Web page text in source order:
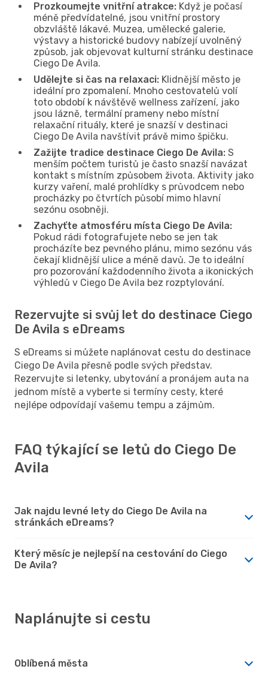
Prozkoumejte vnitřní atrakce: Když je počasí
méně předvídatelné, jsou vnitřní prostory
obzvláště lákavé. Muzea, umělecké galerie,
výstavy a historické budovy nabízejí uvolněný
způsob, jak objevovat kulturní stránku destinace
Ciego De Avila.
Udělejte si čas na relaxaci: Klidnější město je
ideální pro zpomalení. Mnoho cestovatelů volí
toto období k návštěvě wellness zařízení, jako
jsou lázně, termální prameny nebo místní
relaxační rituály, které je snazší v destinaci
Ciego De Avila navštívit právě mimo špičku.
Zažijte tradice destinace Ciego De Avila: S
menším počtem turistů je často snazší navázat
kontakt s místním způsobem života. Aktivity jako
kurzy vaření, malé prohlídky s průvodcem nebo
procházky po čtvrtích působí mimo hlavní
sezónu osobněji.
Zachyťte atmosféru místa Ciego De Avila:
Pokud rádi fotografujete nebo se jen tak
procházíte bez pevného plánu, mimo sezónu vás
čekají klidnější ulice a méně davů. Je to ideální
pro pozorování každodenního života a ikonických
výhledů v Ciego De Avila bez rozptylování.
Rezervujte si svůj let do destinace Ciego
De Avila s eDreams
S eDreams si můžete naplánovat cestu do destinace
Ciego De Avila přesně podle svých představ.
Rezervujte si letenky, ubytování a pronájem auta na
jednom místě a vyberte si termíny cesty, které
nejlépe odpovídají vašemu tempu a zájmům.
FAQ týkající se letů do Ciego De
Avila
Jak najdu levné lety do Ciego De Avila na
stránkách eDreams?
Který měsíc je nejlepší na cestování do Ciego
De Avila?
Naplánujte si cestu
Oblíbená města